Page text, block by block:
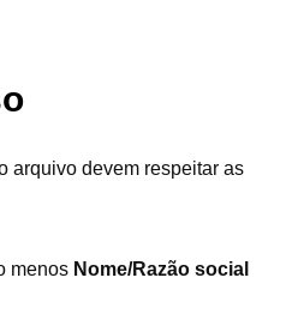
arquivo devem respeitar as
menos Nome/Razão social